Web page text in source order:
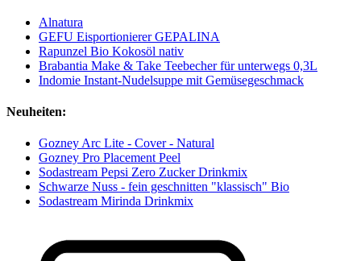
Alnatura
GEFU Eisportionierer GEPALINA
Rapunzel Bio Kokosöl nativ
Brabantia Make & Take Teebecher für unterwegs 0,3L
Indomie Instant-Nudelsuppe mit Gemüsegeschmack
Neuheiten:
Gozney Arc Lite - Cover - Natural
Gozney Pro Placement Peel
Sodastream Pepsi Zero Zucker Drinkmix
Schwarze Nuss - fein geschnitten "klassisch" Bio
Sodastream Mirinda Drinkmix